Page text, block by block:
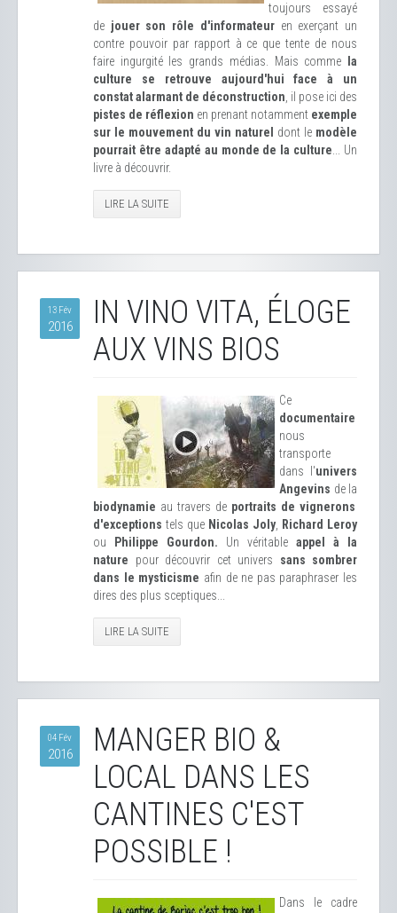
toujours essayé
de jouer son rôle d'informateuren exerçant un
contre pouvoir par rapport à ce que tente de nous
faire ingurgité les grands médias. Mais comme
la
culture se retrouve aujourd'hui face à un
constat alarmant de déconstruction , il pose ici des
pistes de réflexion en prenant notamment exemple
sur le mouvement du vin naturel
dont le modèle
pourrait être adapté au monde de la culture ... Un
livre à découvrir.
LIRE LA SUITE
13 Fév
2016
IN VINO VITA, ÉLOGE
AUX VINS BIOS
Ce
documentaire
nous
transporte
dans l'univers
Angevins de la
biodynamie au travers de portraits de vignerons
d'exceptions tels que Nicolas Joly, Richard Leroy
ou Philippe Gourdon. Un véritable appel à la
nature pour découvrir cet univers sans sombrer
dans le mysticisme afin de ne pas paraphraser les
dires des plus sceptiques...
LIRE LA SUITE
04 Fév
2016
MANGER BIO &
LOCAL DANS LES
CANTINES C'EST
POSSIBLE !
Dans le cadre